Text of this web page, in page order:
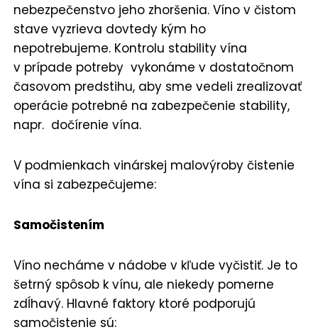
nebezpečenstvo jeho zhoršenia. Víno v čistom
stave vyzrieva dovtedy kým ho
nepotrebujeme. Kontrolu stability vína
v prípade potreby vykonáme v dostatočnom
časovom predstihu, aby sme vedeli zrealizovať
operácie potrebné na zabezpečenie stability,
napr. dočírenie vína.
V podmienkach vinárskej malovýroby čistenie
vína si zabezpečujeme:
Samočistením
Víno necháme v nádobe v kľude vyčistiť. Je to
šetrný spôsob k vínu, ale niekedy pomerne
zdĺhavý. Hlavné faktory ktoré podporujú
samočistenie sú: